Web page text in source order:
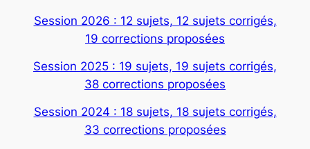
Session 2026 : 12 sujets, 12 sujets corrigés,
19 corrections proposées
Session 2025 : 19 sujets, 19 sujets corrigés,
38 corrections proposées
Session 2024 : 18 sujets, 18 sujets corrigés,
33 corrections proposées